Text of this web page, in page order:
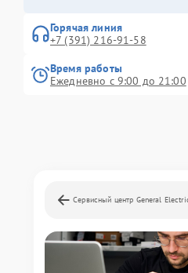
Горячая линия
+7 (391) 216-91-58
Время работы
Ежедневно с 9:00 до 21:00
Сервисный центр General